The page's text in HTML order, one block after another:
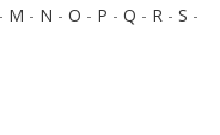
- M - N - O - P - Q - R - S -